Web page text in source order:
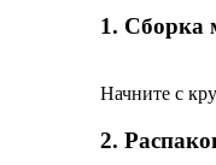
1. Сборка
Начните с
2.